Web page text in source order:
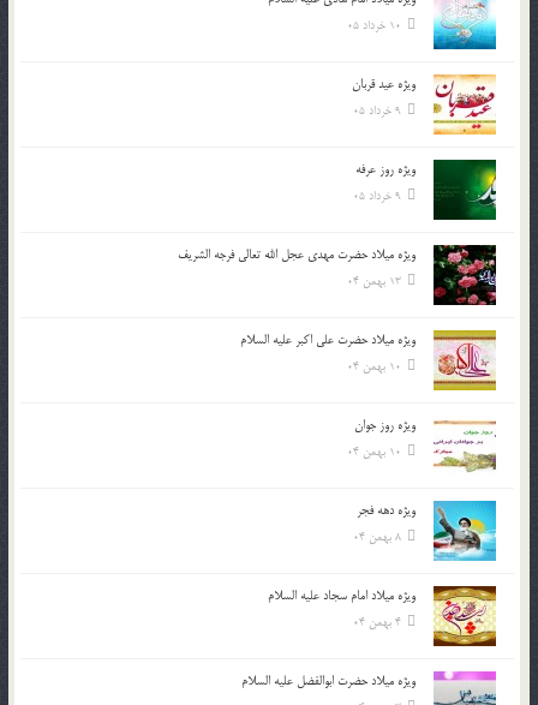
10 خرداد 05
ویژه عید قربان
9 خرداد 05
ویژه روز عرفه
9 خرداد 05
ویژه میلاد حضرت مهدی عجل الله تعالی فرجه الشريف
13 بهمن 04
ویژه میلاد حضرت علی اکبر علیه السلام
10 بهمن 04
ویژه روز جوان
10 بهمن 04
ویژه دهه فجر
8 بهمن 04
ویژه میلاد امام سجاد علیه السلام
4 بهمن 04
ویژه میلاد حضرت ابوالفضل علیه السلام